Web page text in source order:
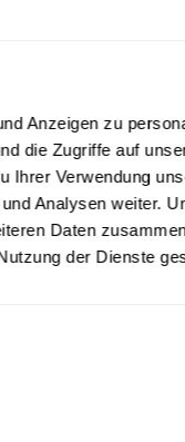
Anzeigen zu
die Zugriffe auf
Ihrer Verwendung
Analysen weiter.
Daten
der Dienste
de